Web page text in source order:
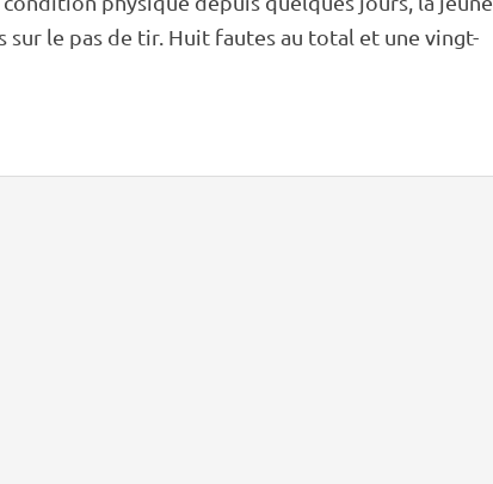
sur le pas de tir. Huit fautes au total et une vingt-